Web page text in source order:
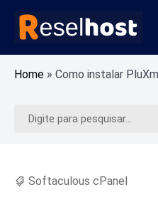
para
Reselhost
Alojamento Web Rápido e
Home » Como instalar
Pesquisar
Softaculous cPanel